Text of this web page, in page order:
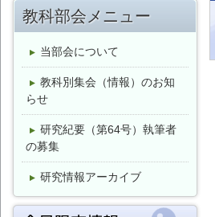
地区支部一覧
教科部会一覧
国語
数学 理科
保健体育 養護
教科部会メニュー
当部会について
教科別集会（情報）のお知
らせ
研究紀要（第64号）執筆者
の募集
研究情報アーカイブ